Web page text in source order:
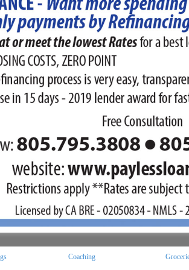
Coaching